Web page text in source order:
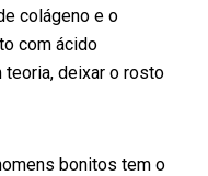
colágeno e o
com ácido
teoria, deixar o rosto
bonitos tem o